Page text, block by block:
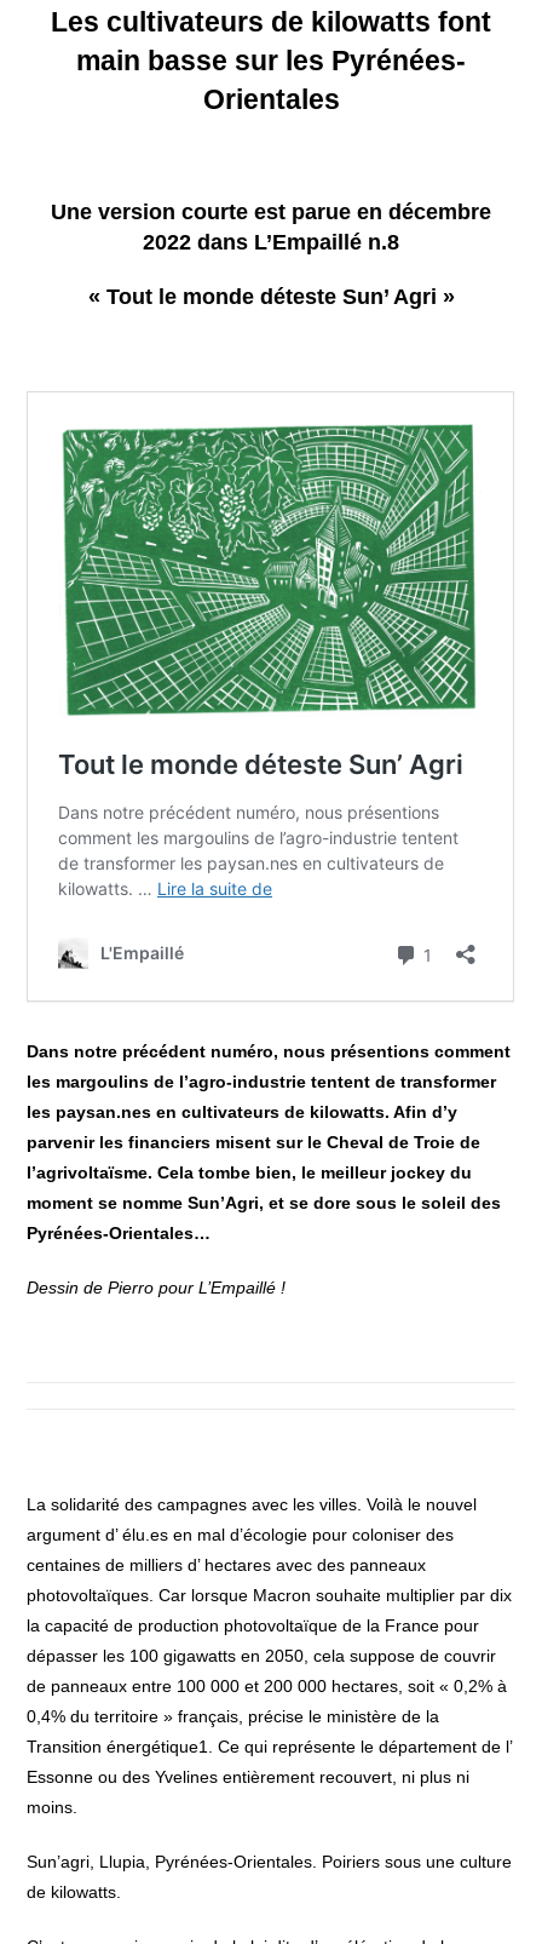
Les cultivateurs de kilowatts font
main basse sur les Pyrénées-
Orientales
Une version courte est parue en décembre
2022 dans L’Empaillé n.8
« Tout le monde déteste Sun’ Agri »
Dans notre précédent numéro, nous présentions comment
les margoulins de l’agro-industrie tentent de transformer
les paysan.nes en cultivateurs de kilowatts. Afin d’y
parvenir les financiers misent sur le Cheval de Troie de
l’agrivoltaïsme. Cela tombe bien, le meilleur jockey du
moment se nomme Sun’Agri, et se dore sous le soleil des
Pyrénées-Orientales…
Dessin de Pierro pour L’Empaillé !
La solidarité des campagnes avec les villes. Voilà le nouvel
argument d’ élu.es en mal d’écologie pour coloniser des
centaines de milliers d’ hectares avec des panneaux
photovoltaïques. Car lorsque Macron souhaite multiplier par dix
la capacité de production photovoltaïque de la France pour
dépasser les 100 gigawatts en 2050, cela suppose de couvrir
de panneaux entre 100 000 et 200 000 hectares, soit « 0,2% à
0,4% du territoire » français, précise le ministère de la
Transition énergétique1. Ce qui représente le département de l’
Essonne ou des Yvelines entièrement recouvert, ni plus ni
moins.
Sun’agri, Llupia, Pyrénées-Orientales. Poiriers sous une culture
de kilowatts.